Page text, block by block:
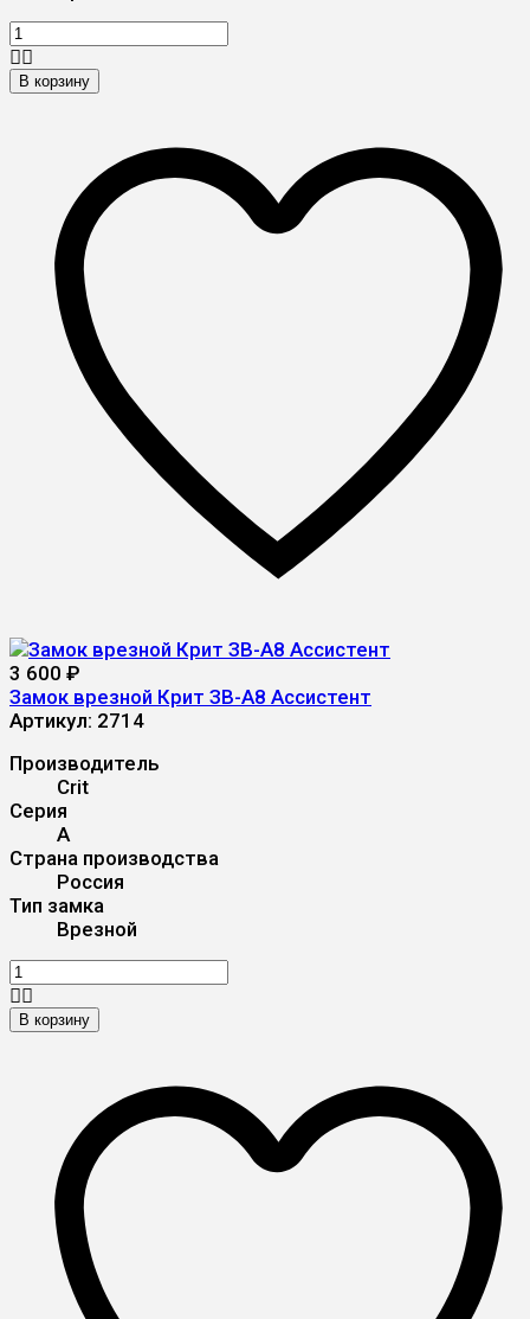
В корзину
3 600 ₽
Замок врезной Крит ЗВ-А8 Ассистент
Артикул: 2714
Производитель
Crit
Серия
А
Страна производства
Россия
Тип замка
Врезной
В корзину